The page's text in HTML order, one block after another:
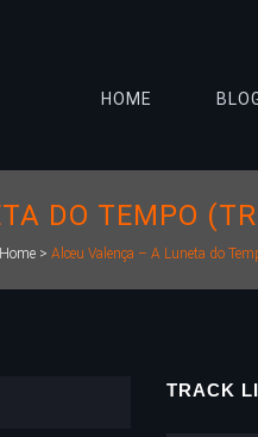
HOME
DO TEMPO
Home > Alceu Valença – A Luneta do
TRACK